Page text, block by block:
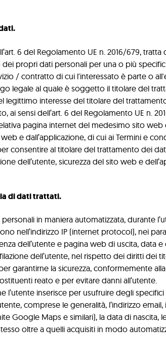
6 del Regolamento UE n. 2016/679,
propri dati personali per una o più
/ contratto di cui l'interessato è parte o
legale al quale è soggetto il titolare del
interesse del titolare del
sensi dell’art. 6 del Regolamento UE n.
pagina internet del medesimo sito
e dall’applicazione, di cui ai Termini e
consentire al titolare del trattamento dei
dell’utente, sicurezza del sito web e
di dati trattati.
in maniera automatizzata, durante
nell’indirizzo IP (internet protocol), nei
dell’utente e pagina web di uscita, data
dell’utente, nel rispetto dei diritti dei
garantirne la sicurezza, conformemente
reato e per evitare danni all’utente.
l’utente inserisce per usufruire degli
comprese le generalità, l’indirizzo
Google Maps e similari), la data di
oltre a quelli acquisiti in modo